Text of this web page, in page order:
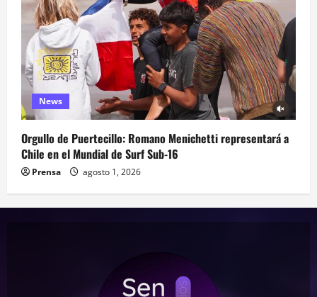
News
Orgullo de Puertecillo: Romano Menichetti representará a
Chile en el Mundial de Surf Sub-16
Prensa agosto 1, 2026